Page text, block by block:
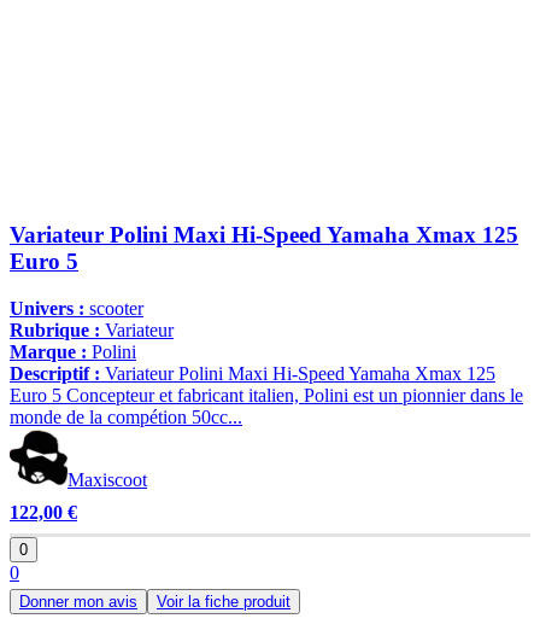
Variateur Polini Maxi Hi-Speed Yamaha Xmax 125
Euro 5
Univers : scooter
Rubrique : Variateur
Marque : Polini
Descriptif : Variateur Polini Maxi Hi-Speed Yamaha Xmax 125
Euro 5 Concepteur et fabricant italien, Polini est un pionnier dans le
monde de la compétion 50cc...
Maxiscoot
122,00 €
0
0
Donner mon avis Voir la fiche produit